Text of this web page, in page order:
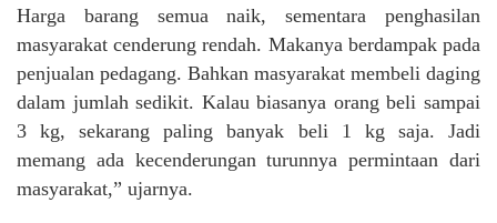
Harga barang semua naik, sementara penghasilan
masyarakat cenderung rendah. Makanya berdampak pada
penjualan pedagang. Bahkan masyarakat membeli daging
dalam jumlah sedikit. Kalau biasanya orang beli sampai
3 kg, sekarang paling banyak beli 1 kg saja. Jadi
memang ada kecenderungan turunnya permintaan dari
masyarakat,” ujarnya.